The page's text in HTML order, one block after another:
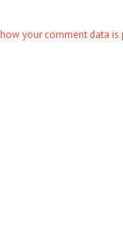
your comment data is